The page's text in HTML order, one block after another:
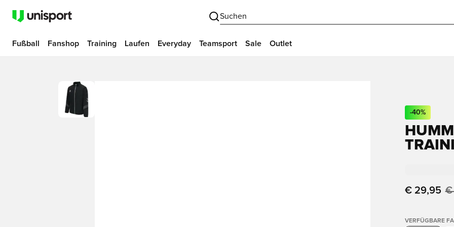
Suchen
Fußball Fanshop Training Laufen Everyday Teamsport Sale Outlet
-40%
€ 29,95 €
VERFÜGBARE